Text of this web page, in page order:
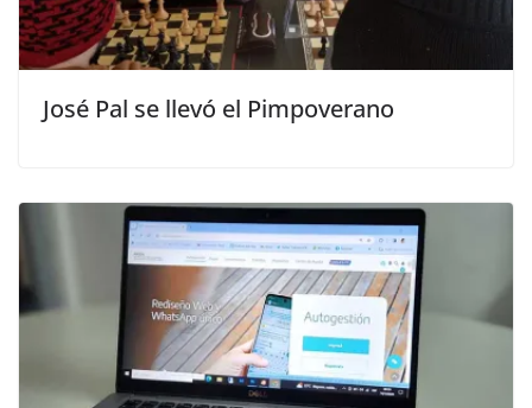
José Pal se llevó el Pimpoverano